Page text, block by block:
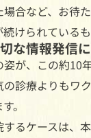
合など、お待
けられている
な情報発信
が、この約10
診療よりもワ
。
るケースは、